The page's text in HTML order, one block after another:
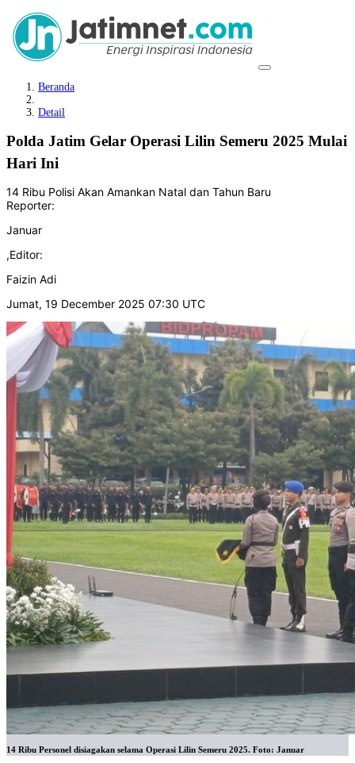
Beranda
Detail
Polda Jatim Gelar Operasi Lilin Semeru 2025 Mulai
Hari Ini
14 Ribu Polisi Akan Amankan Natal dan Tahun Baru
Reporter:
Januar
,Editor:
Faizin Adi
Jumat, 19 December 2025 07:30 UTC
14 Ribu Personel disiagakan selama Operasi Lilin Semeru 2025. Foto: Januar